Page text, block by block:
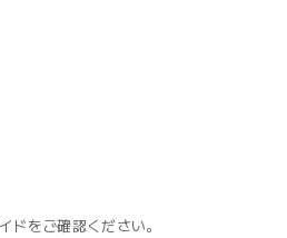
ドをご確認ください。